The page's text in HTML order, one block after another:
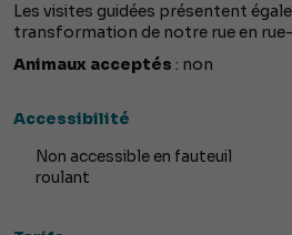
Les visites guidées présentent
transformation de notre rue en
Animaux acceptés : non
Accessibilité
Non accessible en fauteuil
roulant